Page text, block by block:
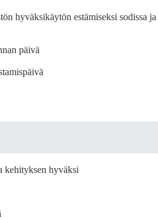
hyväksikäytön estämiseksi sodissa ja
päivä
kehityksen hyväksi